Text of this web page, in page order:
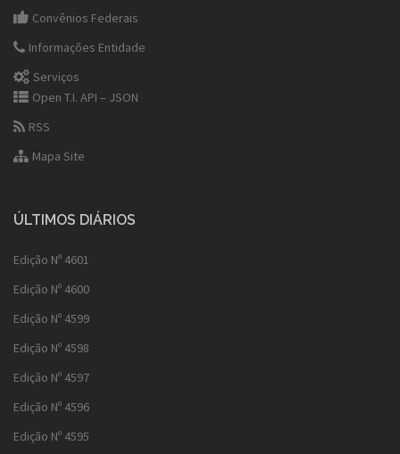
Convênios Federais
Informações Entidade
Serviços
Open T.I. API – JSON
RSS
Mapa Site
ÚLTIMOS DIÁRIOS
Edição Nº 4601
Edição Nº 4600
Edição Nº 4599
Edição Nº 4598
Edição Nº 4597
Edição Nº 4596
Edição Nº 4595